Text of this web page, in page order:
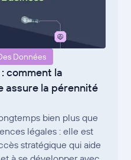
Données
comment la
la pérennité
bien plus que
légales : elle est
stratégique qui aide